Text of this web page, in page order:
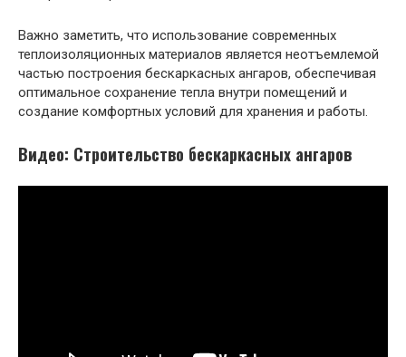
Важно заметить, что использование современных
теплоизоляционных материалов является неотъемлемой
частью построения бескаркасных ангаров, обеспечивая
оптимальное сохранение тепла внутри помещений и
создание комфортных условий для хранения и работы.
Видео: Строительство бескаркасных ангаров